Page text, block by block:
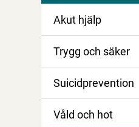
Akut hjälp
Trygg och säker
Suicidprevention
Våld och hot